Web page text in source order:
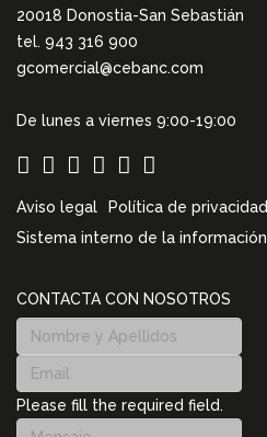
20018 Donostia-San Sebastián
tel. 943 316 900
gcomercial@cebanc.com
De lunes a viernes 9:00-19:00
Aviso legal Política de privacidad
Sistema interno de la información
CONTACTA CON NOSOTROS
Please fill the required field.